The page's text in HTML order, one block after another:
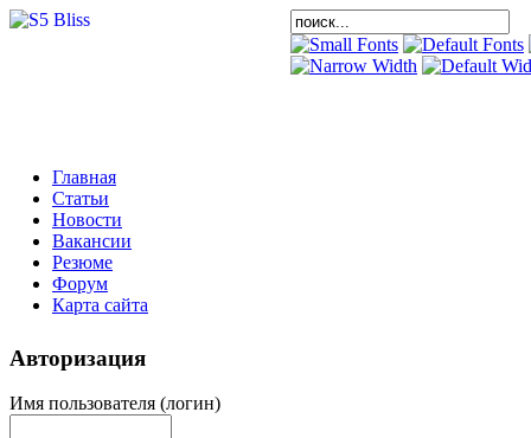
Главная
Статьи
Новости
Вакансии
Резюме
Форум
Карта сайта
Авторизация
Имя пользователя (логин)